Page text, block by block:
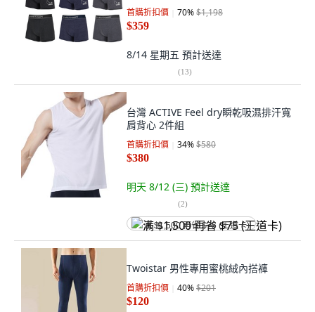
首購折扣價 70%$1,198
$359
8/14 星期五 預計送達
(13)
台灣 ACTIVE Feel dry瞬乾吸濕排汗寬
肩背心 2件組
首購折扣價 34%$580
$380
明天 8/12 (三) 預計送達
(2)
满 $1,500 再省 $75 (王道卡)
Twoistar 男性專用蜜桃絨內搭褲
首購折扣價 40%$201
$120